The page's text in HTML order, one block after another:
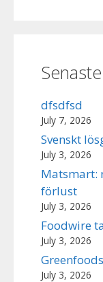
dfsdfsd
July 7, 2026
Svenskt
July 3, 2026
Matsmart:
förlust
July 3, 2026
Foodwire
July 3, 2026
July 3, 2026